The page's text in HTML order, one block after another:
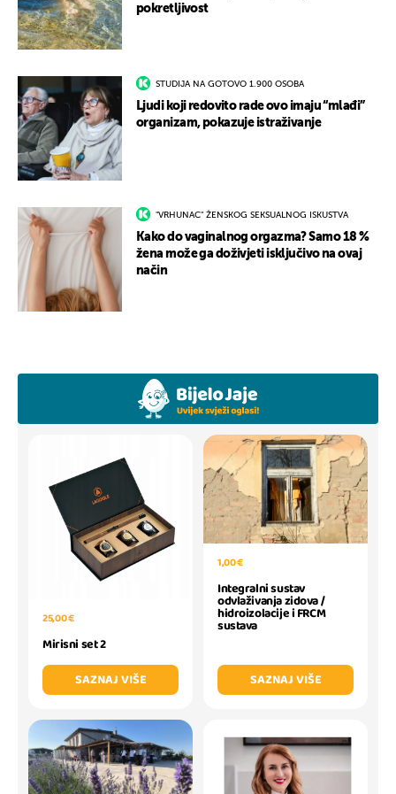
pokretljivost
STUDIJA NA GOTOVO 1.900 OSOBA
Ljudi koji redovito rade ovo imaju “mlađi”
organizam, pokazuje istraživanje
"VRHUNAC" ŽENSKOG SEKSUALNOG ISKUSTVA
Kako do vaginalnog orgazma? Samo 18 %
žena može ga doživjeti isključivo na ovaj
način
25,00 €
Mirisni set 2
SAZNAJ VIŠE
1,00 €
Integralni sustav
odvlaživanja zidova /
hidroizolacije i FRCM
sustava
SAZNAJ VIŠE